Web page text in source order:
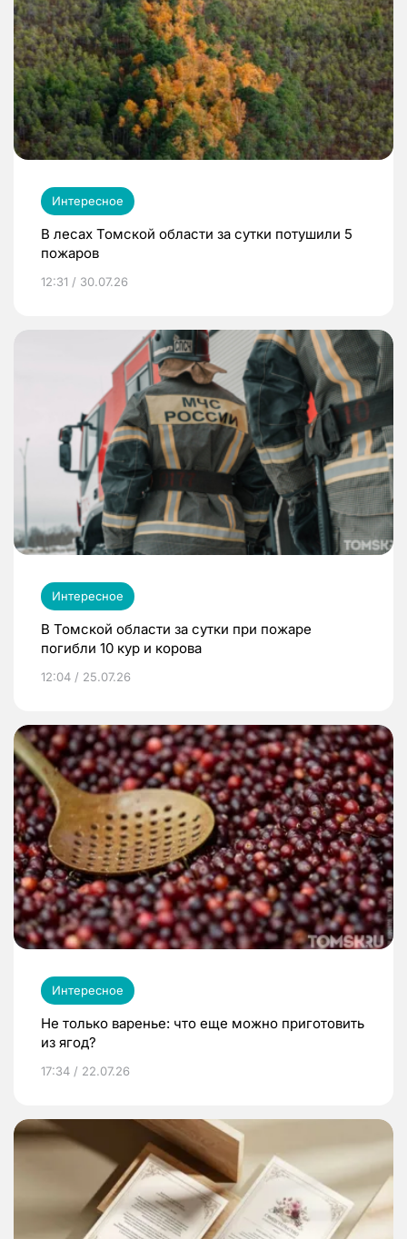
Интересное
В лесах Томской области за сутки потушили 5
пожаров
12:31 / 30.07.26
Интересное
В Томской области за сутки при пожаре
погибли 10 кур и корова
12:04 / 25.07.26
Интересное
Не только варенье: что еще можно приготовить
из ягод?
17:34 / 22.07.26